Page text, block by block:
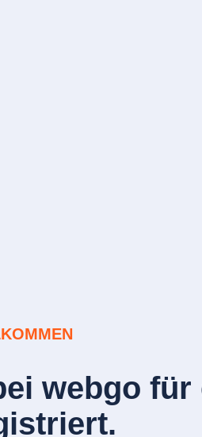
webgo für